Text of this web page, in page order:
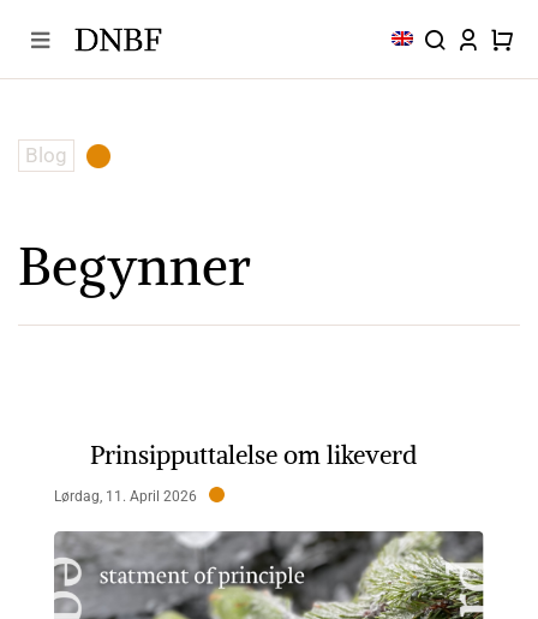
content
Blog
Begynner
Prinsipputtalelse om likeverd
Lørdag, 11. April 2026